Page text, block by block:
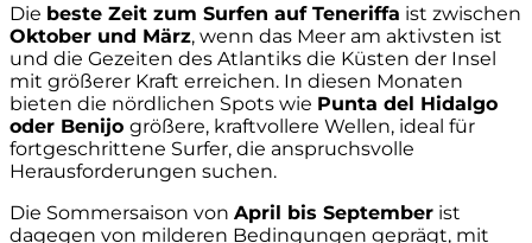
Die beste Zeit zum Surfen auf Teneriffa ist zwischen
Oktober und März, wenn das Meer am aktivsten ist
und die Gezeiten des Atlantiks die Küsten der Insel
mit größerer Kraft erreichen. In diesen Monaten
bieten die nördlichen Spots wie Punta del Hidalgo
oder Benijo größere, kraftvollere Wellen, ideal für
fortgeschrittene Surfer, die anspruchsvolle
Herausforderungen suchen.
Die Sommersaison von April bis September ist
dagegen von milderen Bedingungen geprägt, mit